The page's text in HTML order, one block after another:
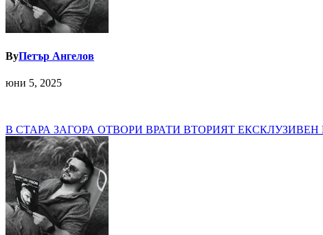
ByПетър Ангелов
юни 5, 2025
Навигация
В СТАРА ЗАГОРА ОТВОРИ ВРАТИ ВТОРИЯТ